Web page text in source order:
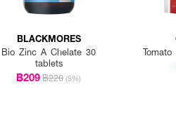
BLACKMORES
Bio Zinc A Chelate 30
tablets
฿209฿220 (5%)